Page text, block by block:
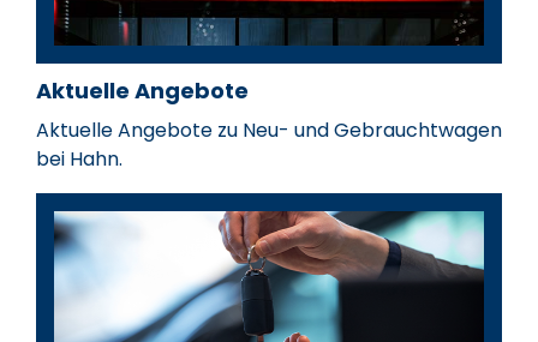
Aktuelle Angebote
Aktuelle Angebote zu Neu- und Gebrauchtwagen
bei Hahn.